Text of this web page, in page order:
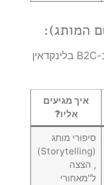
בעוד שב-B2B מחפשים אישור עסקי, ב-B2C בלינקדאין
איך מגיעים
אליו?
סיפורי מותג
(Storytelling)
, הצצה
ל"מאחורי